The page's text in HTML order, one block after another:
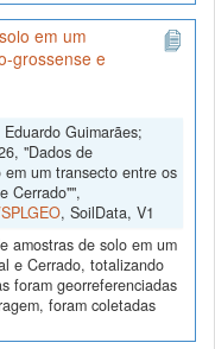
em um
grossense e
Guimarães;
"Dados de
um transecto entre os
Cerrado"",
, SoilData, V1
amostras de solo em um
e Cerrado, totalizando
foram georreferenciadas
foram coletadas